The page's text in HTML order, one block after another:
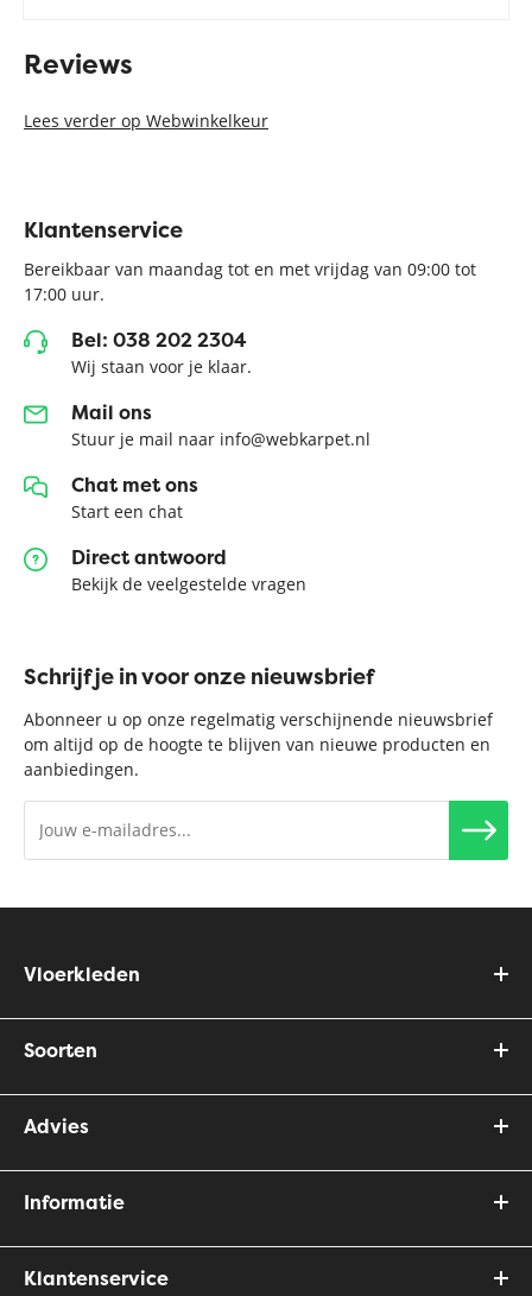
Reviews
Lees verder op Webwinkelkeur
Klantenservice
Bereikbaar van maandag tot en met vrijdag van 09:00 tot
17:00 uur.
Bel: 038 202 2304
Wij staan voor je klaar.
Mail ons
Stuur je mail naar info@webkarpet.nl
Chat met ons
Start een chat
Direct antwoord
Bekijk de veelgestelde vragen
Schrijf je in voor onze nieuwsbrief
Abonneer u op onze regelmatig verschijnende nieuwsbrief
om altijd op de hoogte te blijven van nieuwe producten en
aanbiedingen.
Vloerkleden
Soorten
Advies
Informatie
Klantenservice